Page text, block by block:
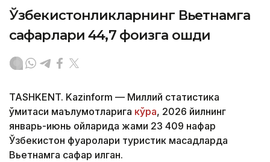
Ўзбекистонликларнинг Вьетнамга
сафарлари 44,7 фоизга ошди
TASHKENT. Kazinform — Миллий статистика
қўмитаси маълумотларига кўра, 2026 йилнинг
январь-июнь ойларида жами 23 409 нафар
Ўзбекистон фуқаролари туристик мақсадларда
Вьетнамга сафар қилган.